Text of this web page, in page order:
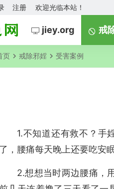
欢迎光临本站！
注册
jiey.org 戒
页 戒除邪婬 受害案例
1.不知道还有救不？手
了，腰痛每天晚上还要吃安
2.想想当时两边腰痛，